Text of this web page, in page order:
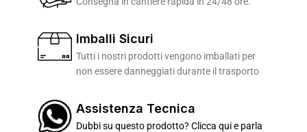
Imballi Sicuri
Tutti i nostri prodotti vengono imballati per
non essere danneggiati durante il trasporto
Assistenza Tecnica
Dubbi su questo prodotto? Clicca qui e parla